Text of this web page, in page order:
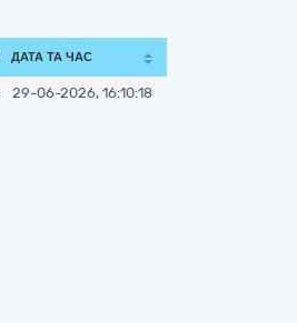
ДАТА ТА ЧАС
29-06-2026, 16:10:18